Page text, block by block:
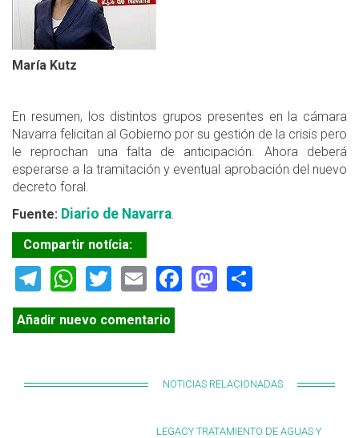
María Kutz
En resumen, los distintos grupos presentes en la cámara
Navarra felicitan al Gobierno por su gestión de la crisis pero
le reprochan una falta de anticipación. Ahora deberá
esperarse a la tramitación y eventual aprobación del nuevo
decreto foral.
Fuente: Diario de Navarra.
Compartir notícia:
Telegram
WhatsApp
TwitterEmailFacebook
Mastodon
Añadir nuevo comentario
NOTICIAS RELACIONADAS
LEGACY TRATAMIENTO DE AGUAS Y